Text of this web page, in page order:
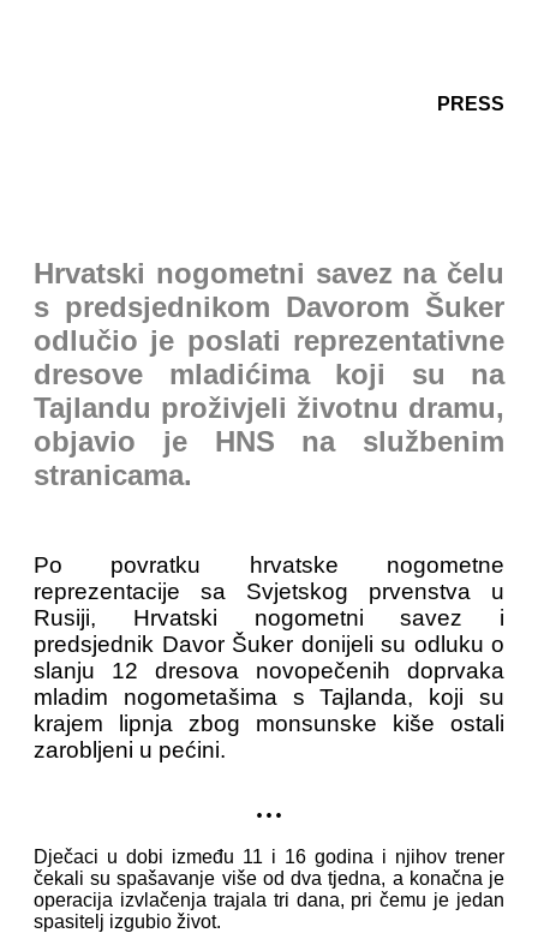
PRESS
Hrvatski nogometni savez na čelu
s predsjednikom Davorom Šuker
odlučio je poslati reprezentativne
dresove mladićima koji su na
Tajlandu proživjeli životnu dramu,
objavio je HNS na službenim
stranicama.
Po povratku hrvatske nogometne
reprezentacije sa Svjetskog prvenstva u
Rusiji, Hrvatski nogometni savez i
predsjednik Davor Šuker donijeli su odluku o
slanju 12 dresova novopečenih doprvaka
mladim nogometašima s Tajlanda, koji su
krajem lipnja zbog monsunske kiše ostali
zarobljeni u pećini.
...
Dječaci u dobi između 11 i 16 godina i njihov trener
čekali su spašavanje više od dva tjedna, a konačna je
operacija izvlačenja trajala tri dana, pri čemu je jedan
spasitelj izgubio život.